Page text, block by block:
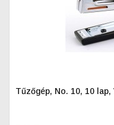
Tűzőgép, No. 10, 10